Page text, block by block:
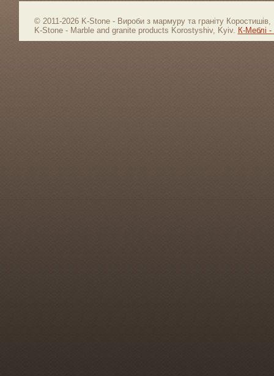
© 2011-2026 K-Stone - Вироби з мармуру та граніту Коростишів,
K-Stone - Marble and granite products Korostyshiv, Kyiv. К-Меблі